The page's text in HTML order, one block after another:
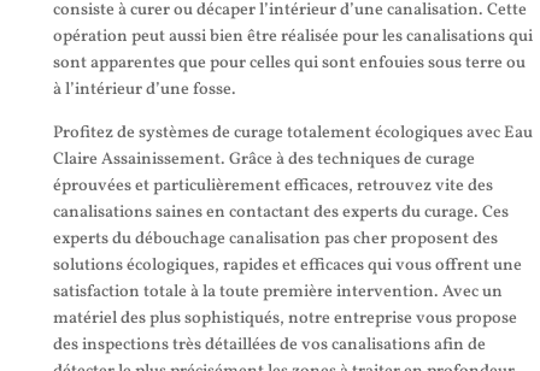
consiste à curer ou décaper l’intérieur d’une canalisation. Cette
opération peut aussi bien être réalisée pour les canalisations qui
sont apparentes que pour celles qui sont enfouies sous terre ou
à l’intérieur d’une fosse.
Profitez de systèmes de curage totalement écologiques avec Eau
Claire Assainissement. Grâce à des techniques de curage
éprouvées et particulièrement efficaces, retrouvez vite des
canalisations saines en contactant des experts du curage. Ces
experts du débouchage canalisation pas cher proposent des
solutions écologiques, rapides et efficaces qui vous offrent une
satisfaction totale à la toute première intervention. Avec un
matériel des plus sophistiqués, notre entreprise vous propose
des inspections très détaillées de vos canalisations afin de